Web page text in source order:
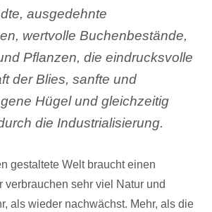
ausgedehnte
wertvolle Buchenbestände,
Pflanzen, die eindrucksvolle
der Blies, sanfte und
Hügel und gleichzeitig
die Industrialisierung.
gestaltete Welt braucht einen
verbrauchen sehr viel Natur und
als wieder nachwächst. Mehr, als die